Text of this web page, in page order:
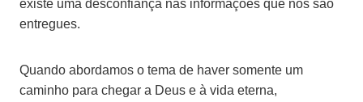
existe uma desconfiança nas informações que nos são
entregues.
Quando abordamos o tema de haver somente um
caminho para chegar a Deus e à vida eterna,